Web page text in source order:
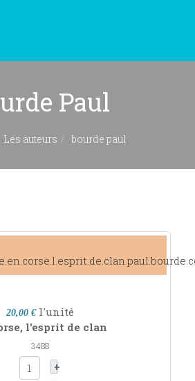
Paul
Les auteurs bourde paul
20,00 € l'unité
l'esprit de clan
3488
+